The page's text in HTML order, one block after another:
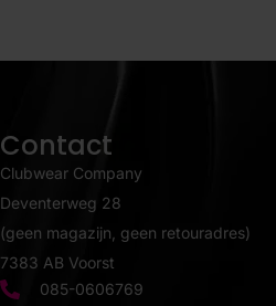
Contact
Clubwear Company
Deventerweg 28
(geen magazijn, geen retouradres)
7383 AB Voorst
085-0606769